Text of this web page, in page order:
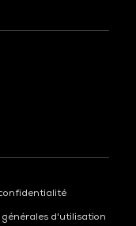
d'utilisation